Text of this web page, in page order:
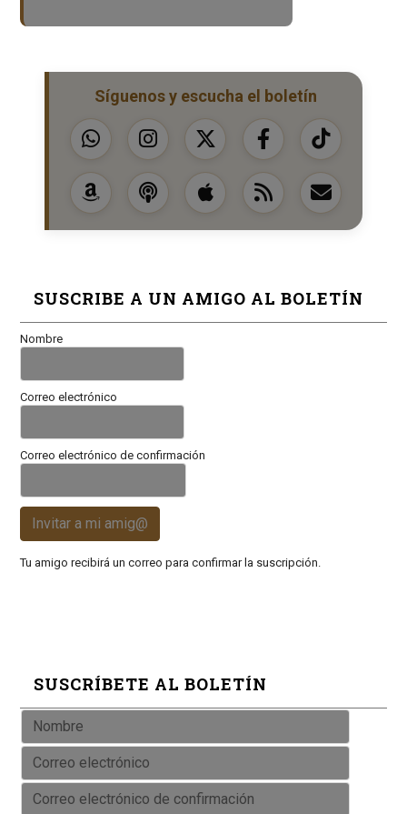
Síguenos y escucha el boletín
SUSCRIBE A UN AMIGO AL BOLETÍN
Nombre
Correo electrónico
Correo electrónico de confirmación
Invitar a mi amig@
Tu amigo recibirá un correo para confirmar la suscripción.
SUSCRÍBETE AL BOLETÍN